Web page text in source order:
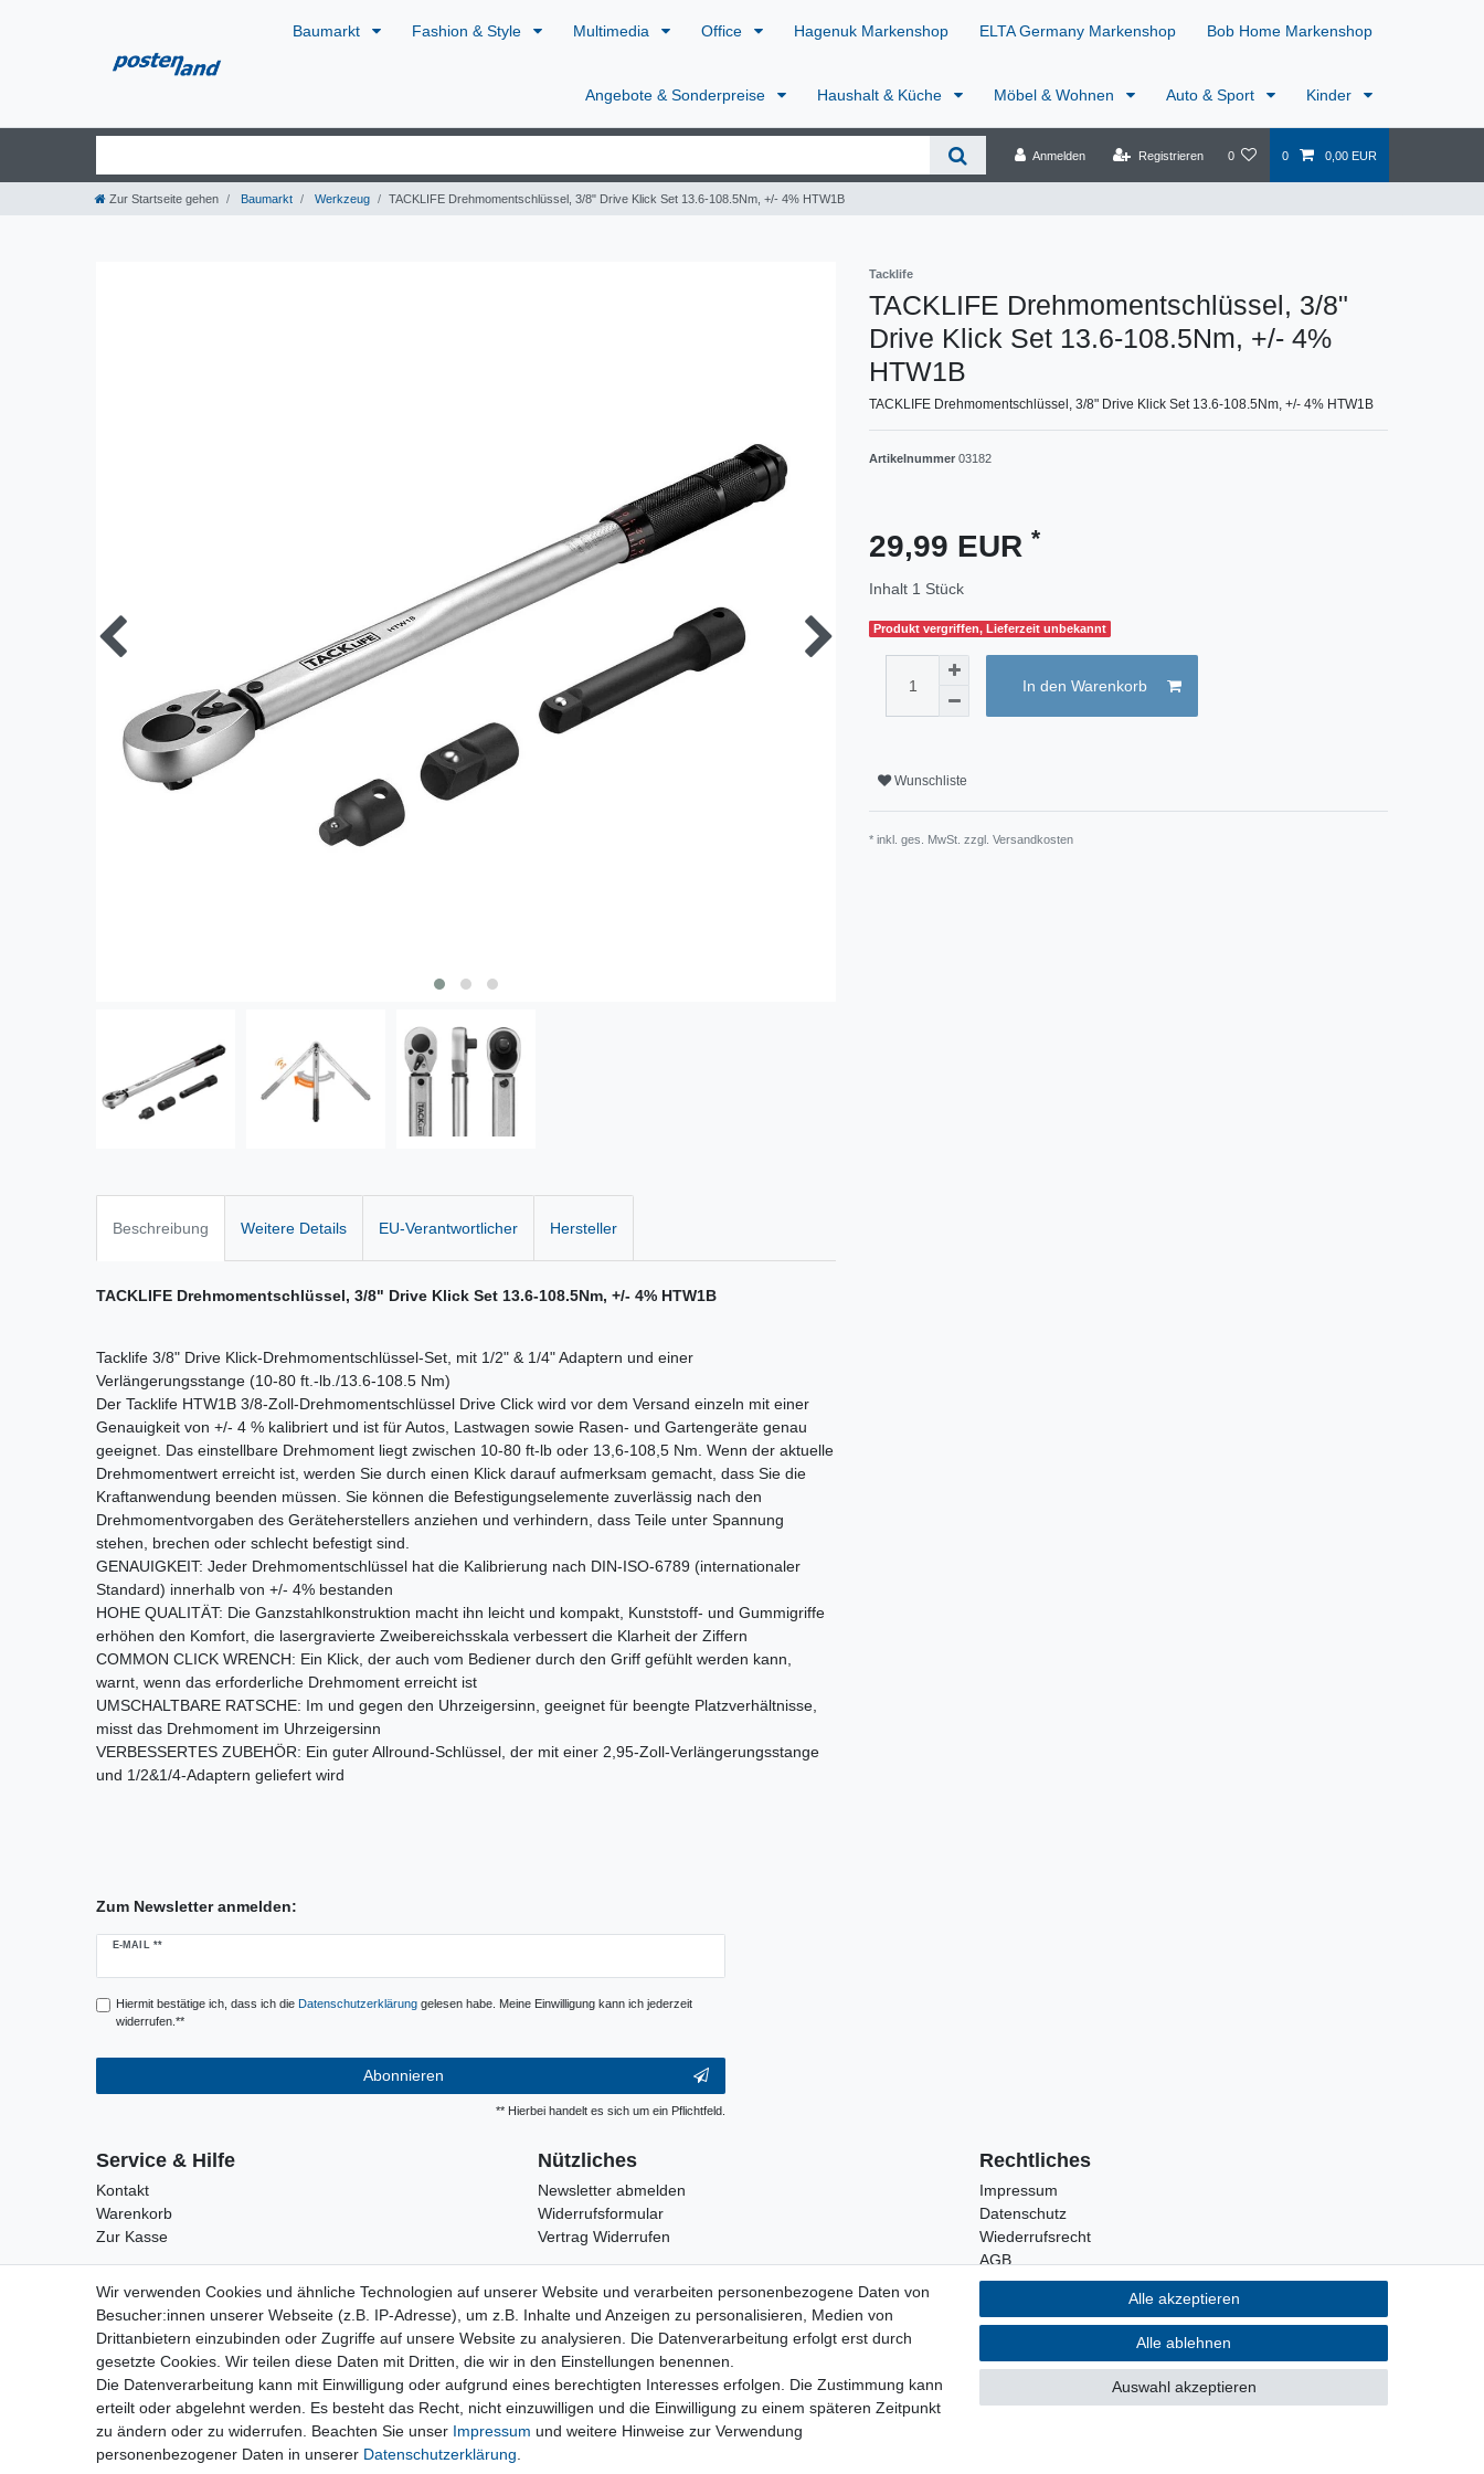
Baumarkt Fashion & Style Multimedia Office Hagenuk Markenshop ELTA Germany Markenshop Bob Home Markenshop
Angebote & Sonderpreise Haushalt & Küche Möbel & Wohnen Auto & Sport Kinder
Anmelden Registrieren 0 0 0,00 EUR
Zur Startseite gehen Baumarkt Werkzeug TACKLIFE Drehmomentschlüssel, 3/8" Drive Klick Set 13.6-108.5Nm, +/- 4% HTW1B
Tacklife
TACKLIFE Drehmomentschlüssel, 3/8"
Drive Klick Set 13.6-108.5Nm, +/- 4%
HTW1B
TACKLIFE Drehmomentschlüssel, 3/8" Drive Klick Set 13.6-108.5Nm, +/- 4% HTW1B
Artikelnummer 03182
29,99 EUR *
Inhalt 1 Stück
Produkt vergriffen, Lieferzeit unbekannt
In den Warenkorb
Wunschliste
* inkl. ges. MwSt. zzgl. Versandkosten
Beschreibung Weitere Details EU-Verantwortlicher Hersteller
TACKLIFE Drehmomentschlüssel, 3/8" Drive Klick Set 13.6-108.5Nm, +/- 4% HTW1B
Tacklife 3/8" Drive Klick-Drehmomentschlüssel-Set, mit 1/2" & 1/4" Adaptern und einer
Verlängerungsstange (10-80 ft.-lb./13.6-108.5 Nm)
Der Tacklife HTW1B 3/8-Zoll-Drehmomentschlüssel Drive Click wird vor dem Versand einzeln mit einer
Genauigkeit von +/- 4 % kalibriert und ist für Autos, Lastwagen sowie Rasen- und Gartengeräte genau
geeignet. Das einstellbare Drehmoment liegt zwischen 10-80 ft-lb oder 13,6-108,5 Nm. Wenn der aktuelle
Drehmomentwert erreicht ist, werden Sie durch einen Klick darauf aufmerksam gemacht, dass Sie die
Kraftanwendung beenden müssen. Sie können die Befestigungselemente zuverlässig nach den
Drehmomentvorgaben des Geräteherstellers anziehen und verhindern, dass Teile unter Spannung
stehen, brechen oder schlecht befestigt sind.
GENAUIGKEIT: Jeder Drehmomentschlüssel hat die Kalibrierung nach DIN-ISO-6789 (internationaler
Standard) innerhalb von +/- 4% bestanden
HOHE QUALITÄT: Die Ganzstahlkonstruktion macht ihn leicht und kompakt, Kunststoff- und Gummigriffe
erhöhen den Komfort, die lasergravierte Zweibereichsskala verbessert die Klarheit der Ziffern
COMMON CLICK WRENCH: Ein Klick, der auch vom Bediener durch den Griff gefühlt werden kann,
warnt, wenn das erforderliche Drehmoment erreicht ist
UMSCHALTBARE RATSCHE: Im und gegen den Uhrzeigersinn, geeignet für beengte Platzverhältnisse,
misst das Drehmoment im Uhrzeigersinn
VERBESSERTES ZUBEHÖR: Ein guter Allround-Schlüssel, der mit einer 2,95-Zoll-Verlängerungsstange
und 1/2&1/4-Adaptern geliefert wird
Zum Newsletter anmelden:
E-MAIL **
Newsletter
Hiermit bestätige ich, dass ich die Daten­schutz­erklärunggelesen habe. Meine Einwilligung kann ich jederzeit
widerrufen.**
Abonnieren
** Hierbei handelt es sich um ein Pflichtfeld.
Service & Hilfe
Kontakt
Warenkorb
Zur Kasse
Nützliches
Newsletter abmelden
Widerrufsformular
Vertrag Widerrufen
Rechtliches
Impressum
Datenschutz
Wiederrufsrecht
AGB
Privatkunden
Neukundenanmeldung
Mein Konto
Wir verwenden Cookies und ähnliche Technologien auf unserer Website und verarbeiten personenbezogene Daten von
Besucher:innen unserer Webseite (z.B. IP-Adresse), um z.B. Inhalte und Anzeigen zu personalisieren, Medien von
Drittanbietern einzubinden oder Zugriffe auf unsere Website zu analysieren. Die Datenverarbeitung erfolgt erst durch
gesetzte Cookies. Wir teilen diese Daten mit Dritten, die wir in den Einstellungen benennen.
Die Datenverarbeitung kann mit Einwilligung oder aufgrund eines berechtigten Interesses erfolgen. Die Zustimmung kann
erteilt oder abgelehnt werden. Es besteht das Recht, nicht einzuwilligen und die Einwilligung zu einem späteren Zeitpunkt
zu ändern oder zu widerrufen. Beachten Sie unser Impressum und weitere Hinweise zur Verwendung
personenbezogener Daten in unserer Daten­schutz­erklärung
Alle akzeptieren
Alle ablehnen
Auswahl akzeptieren